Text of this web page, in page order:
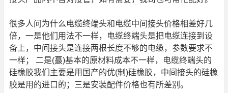
很多人问为什么电缆终端头和 电缆中间接头价格相差好几
倍，一是他们用法不一样，电缆终端头是把电缆连接到设
备上，中间接头是连接两根长度不够的电缆，参数要求不
一样； 二是(蕞)基本的原材料成本不一样，电缆终端头的
硅橡胶我们主要是用国产的优(制)硅橡胶，中间接头的硅橡
胶是用的进口的；三是安装配件价格也有所差别。